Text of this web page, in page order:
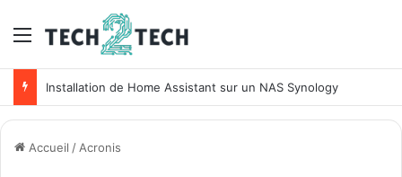
Menu
Installation de Home Assistant sur un NAS Synology
Accueil /Acronis